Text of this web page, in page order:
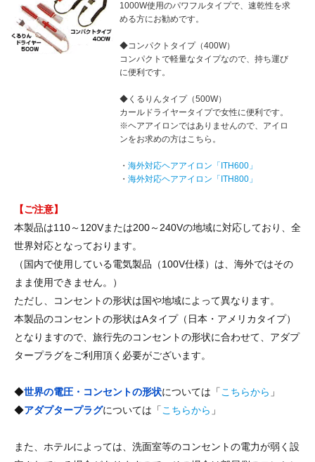
1000W使用のパワフルタイプで、速乾性を求
める方にお勧めです。
◆コンパクトタイプ（400W）
コンパクトで軽量なタイプなので、持ち運び
に便利です。
◆くるりんタイプ（500W）
カールドライヤータイプで女性に便利です。
※ヘアアイロンではありませんので、アイロ
ンをお求めの方はこちら。
・ 海外対応ヘアアイロン「ITH600」
・ 海外対応ヘアアイロン「ITH800」
【ご注意】
本製品は110～120Vまたは200～240Vの地域に対応しており、全
世界対応となっております。
（国内で使用している電気製品（100V仕様）は、海外ではその
まま使用できません。）
ただし、コンセントの形状は国や地域によって異なります。
本製品のコンセントの形状はAタイプ（日本・アメリカタイプ）
となりますので、旅行先のコンセントの形状に合わせて、アダプ
タープラグをご利用頂く必要がございます。
◆世界の電圧・コンセントの形状については「 こちらから 」
◆アダプタープラグについては「 こちらから 」
また、ホテルによっては、洗面室等のコンセントの電力が弱く設